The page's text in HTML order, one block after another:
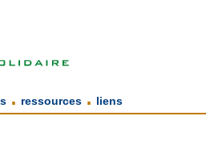
. ressources . liens